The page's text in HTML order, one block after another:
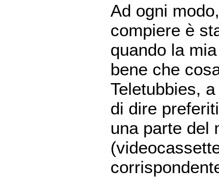
Ad ogni
compiere è
quando la
bene che
Teletubbies,
di dire
una parte del